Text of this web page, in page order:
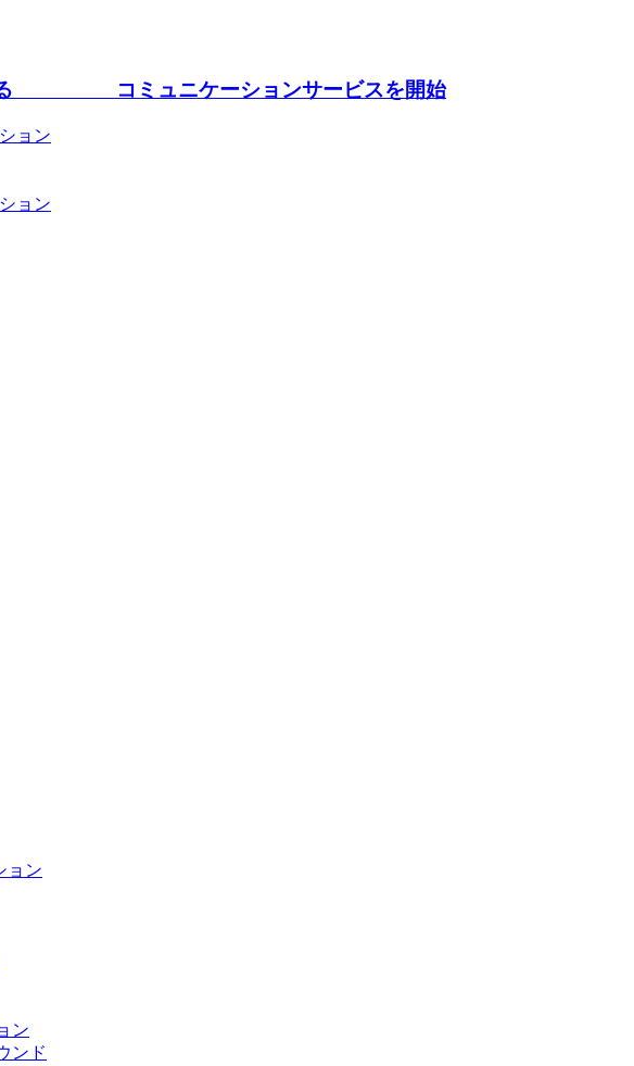
する コミュニケーションサービスを開始
ョン
ョン
ョン
ン
ンド